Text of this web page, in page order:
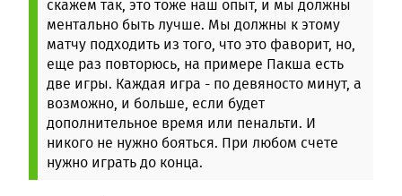
скажем так, это тоже наш опыт, и мы должны
ментально быть лучше. Мы должны к этому
матчу подходить из того, что это фаворит, но,
еще раз повторюсь, на примере Пакша есть
две игры. Каждая игра - по девяносто минут, а
возможно, и больше, если будет
дополнительное время или пенальти. И
никого не нужно бояться. При любом счете
нужно играть до конца.